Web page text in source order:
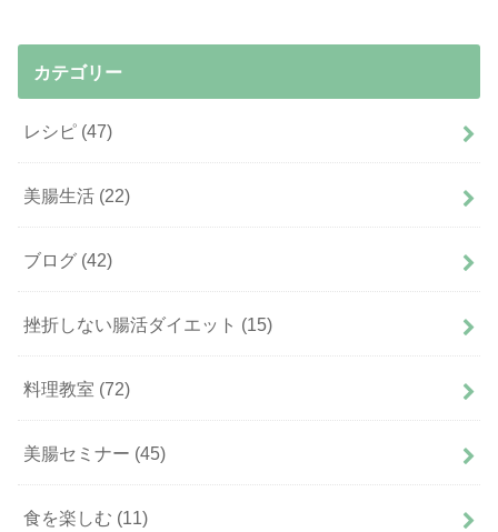
カテゴリー
レシピ (47)
美腸生活 (22)
ブログ (42)
挫折しない腸活ダイエット (15)
料理教室 (72)
美腸セミナー (45)
食を楽しむ (11)